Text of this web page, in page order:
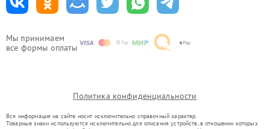
Мы принимаем
все формы оплаты
Политика конфиденциальности
Вся информация на сайте носит исключительно справочный характер.
Товарные знаки используются исключительно для описания устройств, в отношении которых